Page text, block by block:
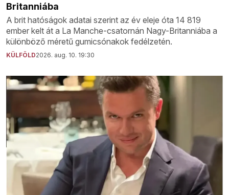
Britanniába
A brit hatóságok adatai szerint az év eleje óta 14 819
ember kelt át a La Manche-csatornán Nagy-Britanniába a
különböző méretű gumicsónakok fedélzetén.
KÜLFÖLD2026. aug. 10. 19:30